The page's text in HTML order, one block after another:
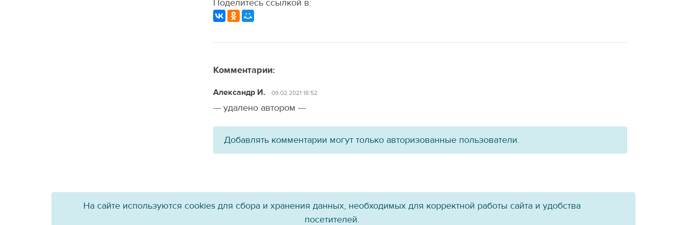
Поделитесь ссылкой в:
Комментарии:
Александр И. 09.02.2021 18:52
--- удалено автором ---
Добавлять комментарии могут только авторизованные пользователи.
На сайте используются cookies для сбора и хранения данных, необходимых для корректной работы сайта и удобства
посетителей.